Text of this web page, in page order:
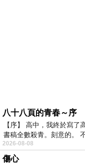
八十八頁的青春～序
【序】 高中，我終於寫
書稿全數殺青。刻意的。
2026-08-08
傷心